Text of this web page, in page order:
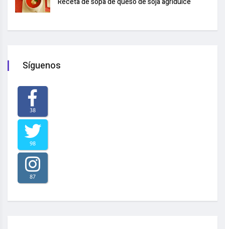
Síguenos
38
98
87